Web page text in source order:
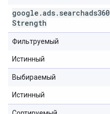
google .ads. searchads360
Strength
Фильтруемый
Истинный
Выбираемый
Истинный